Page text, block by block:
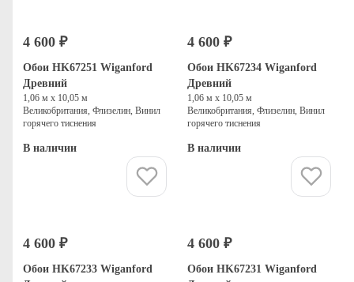
4 600 ₽
Обои HK67251 Wiganford
Древний
1,06 м х 10,05 м
Великобритания, Флизелин, Винил
горячего тиснения
В наличии
4 600 ₽
Обои HK67234 Wiganford
Древний
1,06 м х 10,05 м
Великобритания, Флизелин, Винил
горячего тиснения
В наличии
4 600 ₽
Обои HK67233 Wiganford
4 600 ₽
Обои HK67231 Wiganford